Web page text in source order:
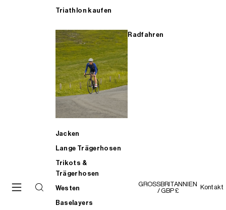
Triathlon kaufen
Radfahren
Jacken
Lange Trägerhosen
Trikots &
Trägerhosen
Westen
Baselayers
GROSSBRITANNIEN
/ GBP £
Kontakt